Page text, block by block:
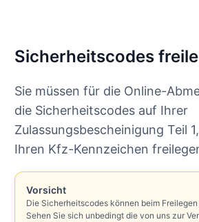
Sicherheitscodes
Sie müssen für die Online-
die Sicherheitscodes auf Ihrer
Zulassungsbescheinigung Teil
Ihren Kfz-Kennzeichen
Vorsicht
Die Sicherheitscodes können beim
Sehen Sie sich unbedingt die von uns zur